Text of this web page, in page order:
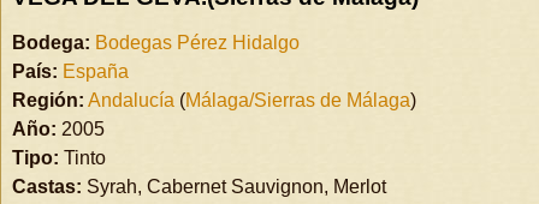
Bodega: Bodegas Pérez Hidalgo
País: España
Región: Andalucía (Málaga/Sierras de Málaga)
Año: 2005
Tipo: Tinto
Castas: Syrah, Cabernet Sauvignon, Merlot